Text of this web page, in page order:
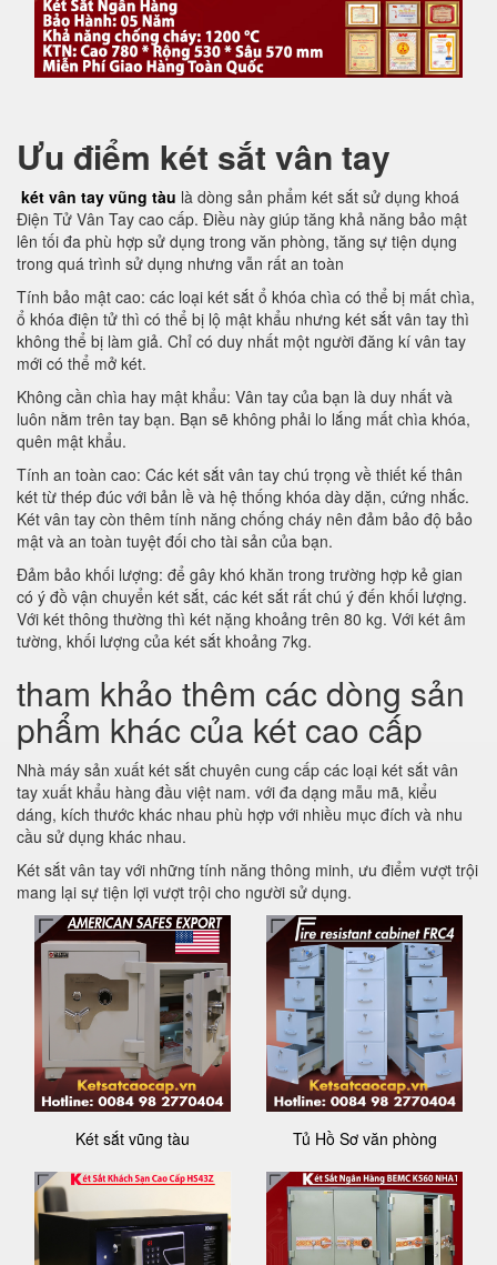
Ưu điểm két sắt vân tay
két vân tay vũng tàu là dòng sản phẩm két sắt sử dụng khoá
Điện Tử Vân Tay cao cấp. Điều này giúp tăng khả năng bảo mật
lên tối đa phù hợp sử dụng trong văn phòng, tăng sự tiện dụng
trong quá trình sử dụng nhưng vẫn rất an toàn
Tính bảo mật cao: các loại két sắt ổ khóa chìa có thể bị mất chìa,
ổ khóa điện tử thì có thể bị lộ mật khẩu nhưng két sắt vân tay thì
không thể bị làm giả. Chỉ có duy nhất một người đăng kí vân tay
mới có thể mở két.
Không cần chìa hay mật khẩu: Vân tay của bạn là duy nhất và
luôn nằm trên tay bạn. Bạn sẽ không phải lo lắng mất chìa khóa,
quên mật khẩu.
Tính an toàn cao: Các két sắt vân tay chú trọng về thiết kế thân
két từ thép đúc với bản lề và hệ thống khóa dày dặn, cứng nhắc.
Két vân tay còn thêm tính năng chống cháy nên đảm bảo độ bảo
mật và an toàn tuyệt đối cho tài sản của bạn.
Đảm bảo khối lượng: để gây khó khăn trong trường hợp kẻ gian
có ý đồ vận chuyển két sắt, các két sắt rất chú ý đến khối lượng.
Với két thông thường thì két nặng khoảng trên 80 kg. Với két âm
tường, khối lượng của két sắt khoảng 7kg.
tham khảo thêm các dòng sản
phẩm khác của két cao cấp
Nhà máy sản xuất két sắt chuyên cung cấp các loại két sắt vân
tay xuất khẩu hàng đầu việt nam. với đa dạng mẫu mã, kiểu
dáng, kích thước khác nhau phù hợp với nhiều mục đích và nhu
cầu sử dụng khác nhau.
Két sắt vân tay với những tính năng thông minh, ưu điểm vượt trội
mang lại sự tiện lợi vượt trội cho người sử dụng.
Két sắt vũng tàu Tủ Hồ Sơ văn phòng